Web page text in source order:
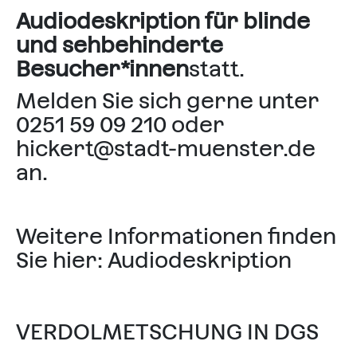
sich bewegende Lichtflächen
auf dem Boden
langsame Lichtwechsel
Dunkelheit
In einem der Texte werden eine
Reihe von Eingriffen
aufgezählt, dazu zählt vor
allem die Erwähnung…
(Tritte, Schläge) und
- von medizinischen Eingriffen
(Spritzen, Operationsbesteck).
Audiodeskription für blinde
und sehbehinderte
Besucher*innenstatt.
Melden Sie sich gerne unter
0251 59 09 210 oder
hickert@stadt-muenster.de
an.
Weitere Informationen finden
Sie hier: Audiodeskription
VERDOLMETSCHUNG IN DGS